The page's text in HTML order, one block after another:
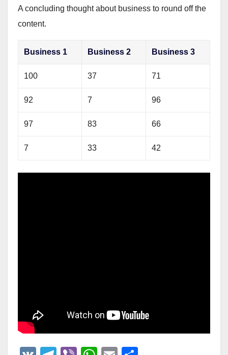
A concluding thought about business to round off the
content.
Business 1 Business 2 Business 3
100 37 71
92 7 96
97 83 66
7 33 42